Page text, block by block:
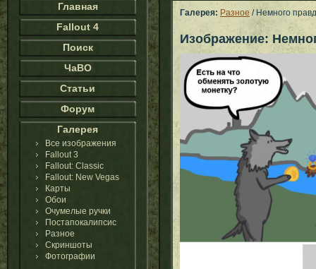
Главная
Fallout 4
Поиск
ЧаВО
Статьи
Форум
Галерея
Все изображения
Fallout 3
Fallout: Classic
Fallout: New Vegas
Карты
Обои
Очумелые ручки
Постапокалипсис
Разное
Скриншоты
Фотографии
Галерея: Разное / Немного
Изображение: